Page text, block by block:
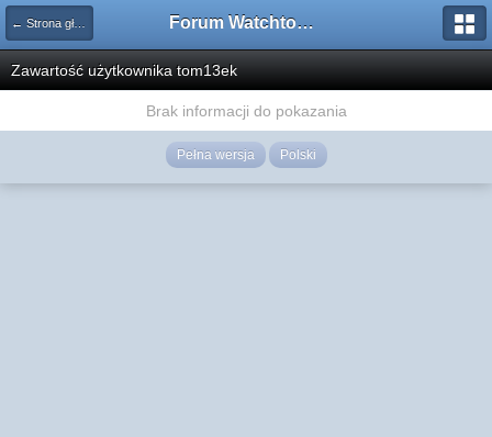
← Strona główna Forum Watchtower
Zawartość użytkownika tom13ek
Brak informacji do pokazania
Pełna wersja Polski